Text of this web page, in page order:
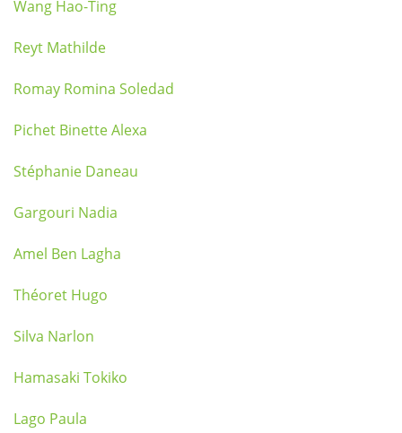
Wang Hao-Ting
Reyt Mathilde
Romay Romina Soledad
Pichet Binette Alexa
Stéphanie Daneau
Gargouri Nadia
Amel Ben Lagha
Théoret Hugo
Silva Narlon
Hamasaki Tokiko
Lago Paula